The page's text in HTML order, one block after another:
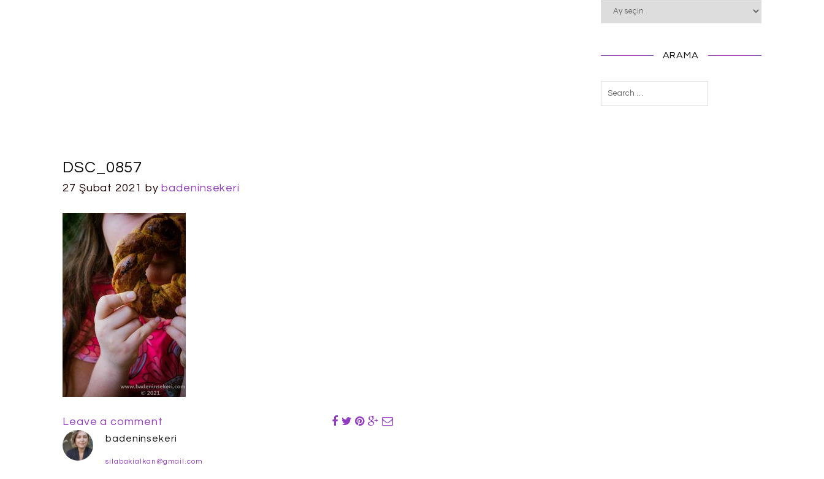
DSC_0857
27 Şubat 2021 bybadeninsekeri
Leave a comment
badeninsekeri
silabakialkan@gmail.com
Arşiv
ARAMA
Arama: